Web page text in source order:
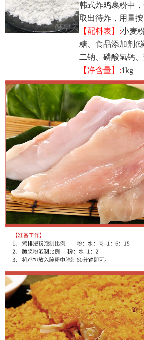
韩式炸鸡裹粉中
取出待炸，用量按
【配料表】:小麦
糖、食品添加剂(
二钠、磷酸氢钙
【净含量】:1kg